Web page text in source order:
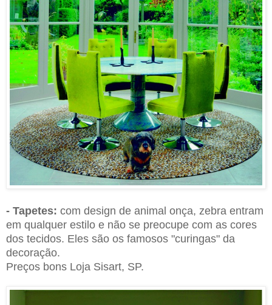
- Tapetes: com design de animal onça, zebra entram
em qualquer estilo e não se preocupe com as cores
dos tecidos. Eles são os famosos "curingas" da
decoração.
Preços bons Loja Sisart, SP.